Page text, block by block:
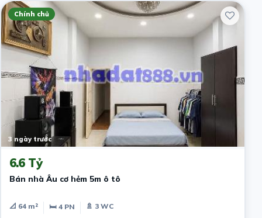
Chính chủ
3 ngày trước
6.6 Tỷ
Bán nhà Âu cơ hẻm 5m ô tô
📐 64 m² 🛏 4 PN
🚿 3 WC